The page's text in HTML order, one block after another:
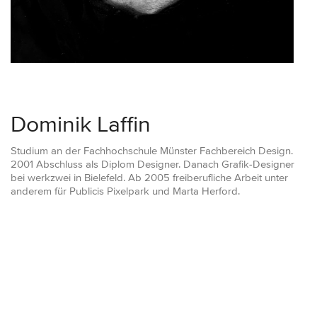
Dominik Laffin
Studium an der Fachhochschule Münster Fachbereich Design.
2001 Abschluss als Diplom Designer. Danach Grafik-Designer
bei werkzwei in Bielefeld. Ab 2005 freiberufliche Arbeit unter
anderem für Publicis Pixelpark und Marta Herford.